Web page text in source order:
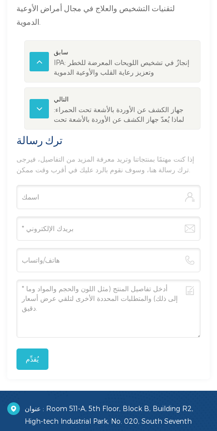
لتقنيات التشخيص والعلاج في مجال أمراض الأوعية
سابق
IPA: إنجازٌ في تشخيص اللويحات المعرضة للخطر
وتعزيز رعاية القلب والأوعية الدموية
التالي
جهاز الكشف عن الأوردة بالأشعة تحت الحمراء:
لماذا يُعدّ جهاز الكشف عن الأوردة بالأشعة تحت
ترك رسالة
إذا كنت مهتمًا بمنتجاتنا وتريد معرفة المزيد من التفاصيل، فيرجى
يُقدِّم
عنوان : Room 511-A, 5th Floor, Block B, Building R2,
High-tech Industrial Park, No. 020, South Seventh